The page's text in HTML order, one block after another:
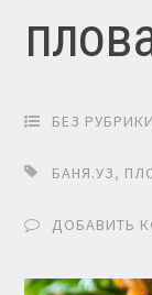
БЕЗ РУБРИКИ
БАНЯ.УЗ,
ДОБАВИТЬ